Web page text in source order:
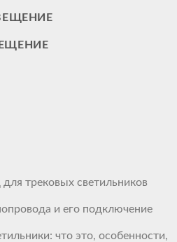
трековых светильников
и его подключение
что это, особенности,